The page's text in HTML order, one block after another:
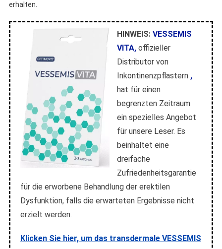
erhalten.
HINWEIS: VESSEMIS
VITA,offizieller
Distributor von
Inkontinenzpflastern ,
hat für einen
begrenzten Zeitraum
ein spezielles Angebot
für unsere Leser. Es
beinhaltet eine
dreifache
Zufriedenheitsgarantie
für die erworbene Behandlung der erektilen
Dysfunktion, falls die erwarteten Ergebnisse nicht
erzielt werden.
Klicken Sie hier, um das transdermale VESSEMIS